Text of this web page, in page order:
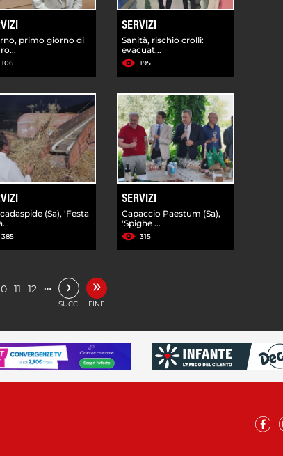
primo giorno di
106
SERVIZI
Sanità, rischio crolli:
evacuat...
195
(Sa), 'Festa
385
SERVIZI
Capaccio Paestum (Sa),
'Spighe ...
315
11 12 … ›
SUCC.
»
FINE